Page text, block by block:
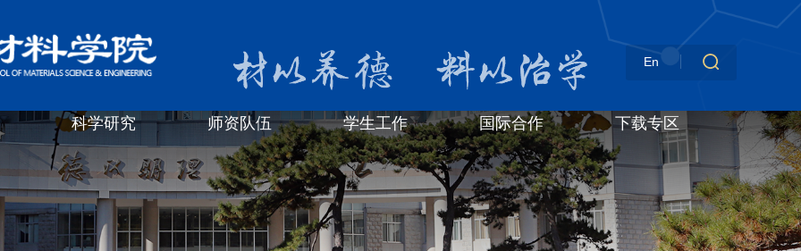
En
科学研究 师资队伍 学生工作 国际合作 下载专区